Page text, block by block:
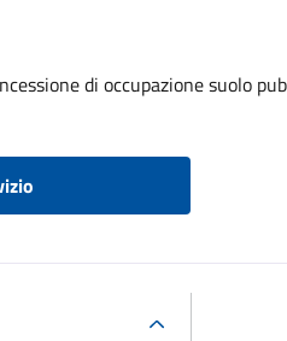
di occupazione suolo